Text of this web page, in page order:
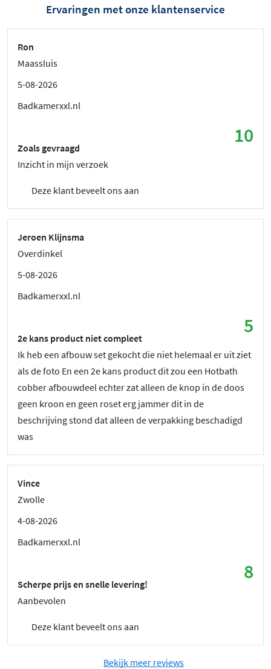
Ervaringen met onze klantenservice
Ron
Maassluis
5-08-2026
Badkamerxxl.nl
10
Zoals gevraagd
Inzicht in mijn verzoek
Deze klant beveelt ons aan
Jeroen Klijnsma
Overdinkel
5-08-2026
Badkamerxxl.nl
5
2e kans product niet compleet
Ik heb een afbouw set gekocht die niet helemaal er uit ziet
als de foto En een 2e kans product dit zou een Hotbath
cobber afbouwdeel echter zat alleen de knop in de doos
geen kroon en geen roset erg jammer dit in de
beschrijving stond dat alleen de verpakking beschadigd
was
Vince
Zwolle
4-08-2026
Badkamerxxl.nl
8
Scherpe prijs en snelle levering!
Aanbevolen
Deze klant beveelt ons aan
Bekijk meer reviews